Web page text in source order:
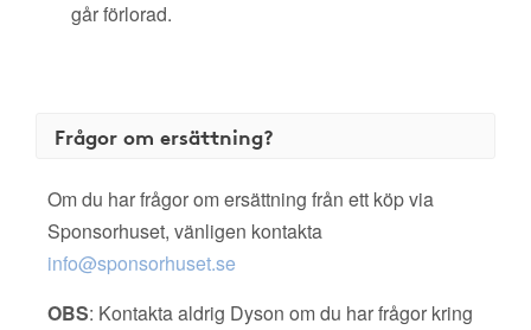
går förlorad.
Frågor om ersättning?
Om du har frågor om ersättning från ett köp via
Sponsorhuset, vänligen kontakta
info@sponsorhuset.se
OBS: Kontakta aldrig Dyson om du har frågor kring